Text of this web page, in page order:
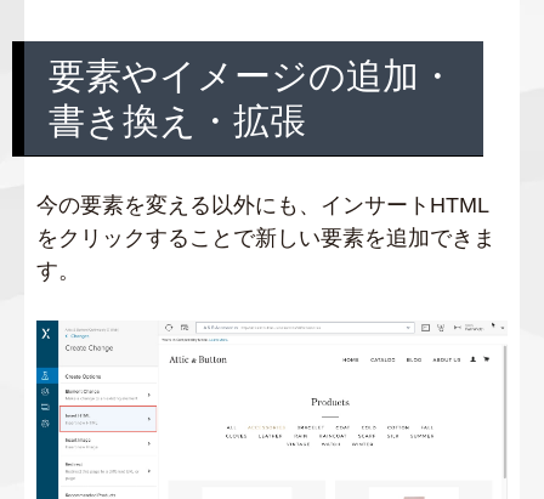
要素やイメージの追加・
書き換え・拡張
今の要素を変える以外にも、インサートHTML
をクリックすることで新しい要素を追加できま
す。